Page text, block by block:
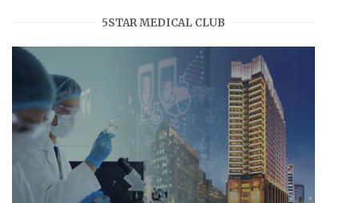
5STAR MEDICAL CLUB